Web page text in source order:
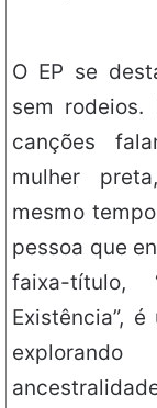
O EP se
sem rodeios.
canções
mulher
mesmo
pessoa que
faixa-
Existência”,